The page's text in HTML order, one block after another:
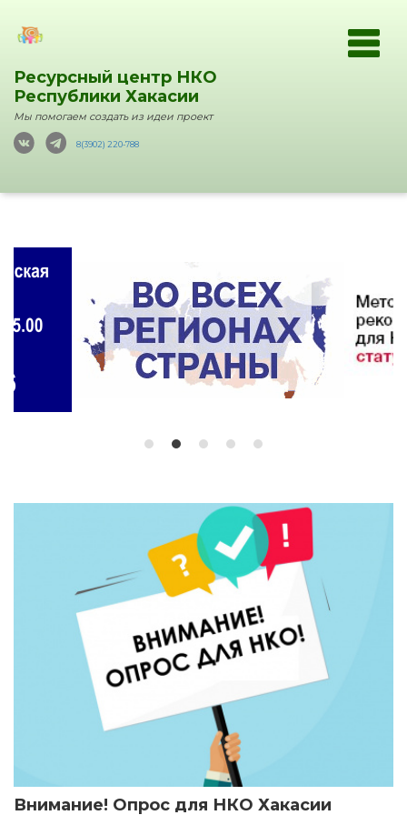
Ресурсный центр НКО
Республики Хакасии
Мы помогаем создать из идеи проект
8(3902) 220-788
Внимание! Опрос для НКО Хакасии